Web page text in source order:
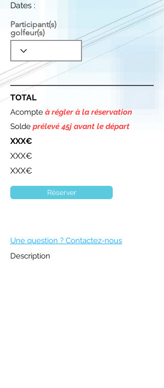
Dates :
Participant(s)
golfeur(s)
TOTAL
Acompte à régler à la réservation
Solde prélevé 45j avant le départ
XXX€
XXX€
XXX€
Réserver
Une question ? Contactez-nous
Description